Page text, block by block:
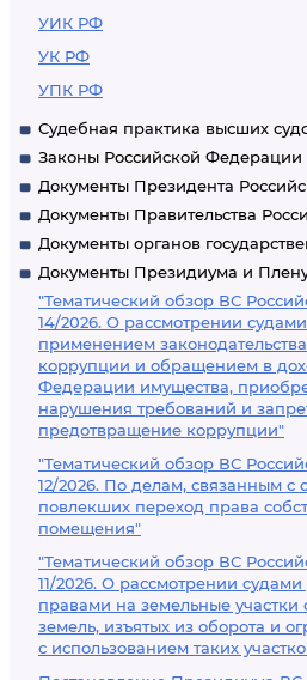
УИК РФ
УК РФ
УПК РФ
Судебная практика высших
Законы Российской Федерации
Документы Президента
Документы Правительства
Документы органов
Документы Президиума и
"Тематический обзор ВС
14/2026. О рассмотрении
применением
коррупции и обращением в
Федерации имущества,
нарушения требований и
предотвращение коррупции"
"Тематический обзор ВС
12/2026. По делам, связанным с
повлекших переход права
помещения"
"Тематический обзор ВС
11/2026. О рассмотрении
правами на земельные участки
земель, изъятых из оборота и
с использованием таких